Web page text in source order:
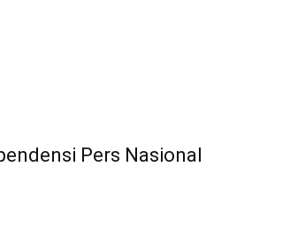
Pers Nasional